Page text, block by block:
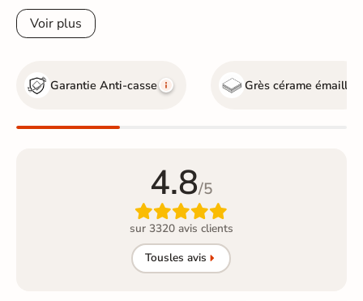
Voir plus
Garantie Anti-casse Grès cérame émaillé
4.8/5

sur 3320 avis clients
Tousles avis